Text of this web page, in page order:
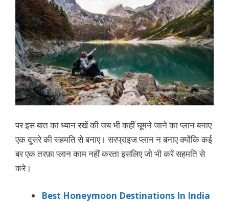
पर इस बात का ध्यान रखें की जब भी कहीं घूमने जाने का प्लान बनाए
एक दूसरे की सहमति से बनाए। सरप्राइज प्लान न बनाए क्योंकि कई
बर एक तरफ़ा प्लान काम नहीं करता इसलिए जो भी करें सहमति से
करे।
Best Honeymoon Destinations In India